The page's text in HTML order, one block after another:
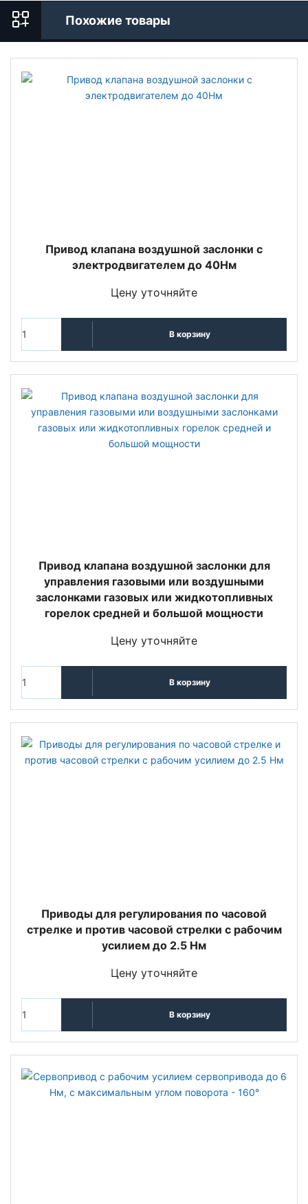
Похожие товары
Привод клапана воздушной заслонки с
электродвигателем до 40Нм
Цену уточняйте
В корзину
Привод клапана воздушной заслонки для
управления газовыми или воздушными
заслонками газовых или жидкотопливных
горелок средней и большой мощности
Цену уточняйте
В корзину
Приводы для регулирования по часовой
стрелке и против часовой стрелки с рабочим
усилием до 2.5 Нм
Цену уточняйте
В корзину